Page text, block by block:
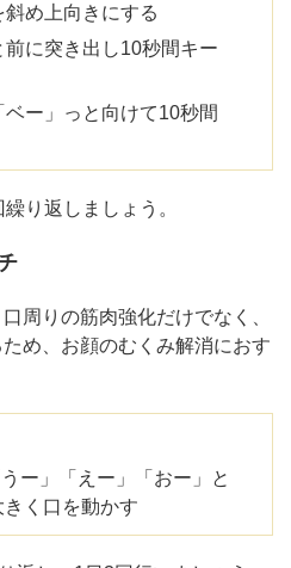
め上向きにする
に突き出し10秒間キー
ー」っと向けて10秒間
り返しましょう。
周りの筋肉強化だけでなく、
め、お顔のむくみ解消におす
ー」「えー」「おー」と
く口を動かす